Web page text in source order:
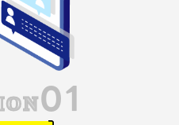
01